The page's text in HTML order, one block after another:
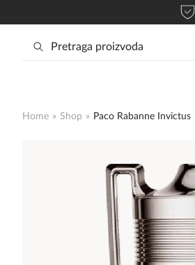
Home » Shop » Paco Rabanne Invictus